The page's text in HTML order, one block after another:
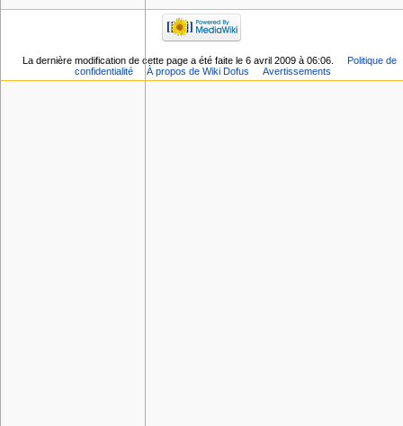
La dernière modification de cette page a été faite le 6 avril 2009 à 06:06.
Politique de
confidentialité
À propos de Wiki Dofus Avertissements